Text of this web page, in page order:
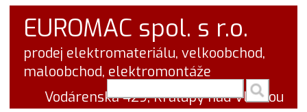
EUROMAC spol. s r.o.
prodej elektromateriálu, velkoobchod,
maloobchod, elektromontáže
Vodárenská 429, Kralupy nad Vltavou